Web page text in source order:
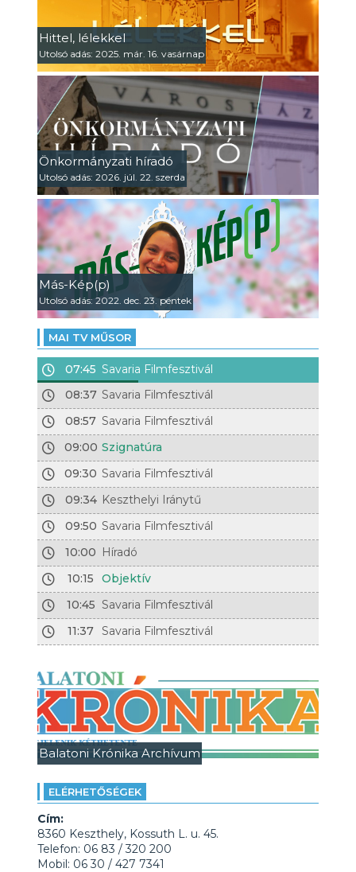
Hittel, lélekkel
Utolsó adás: 2025. már. 16. vasárnap
Önkormányzati híradó
Utolsó adás: 2026. júl. 22. szerda
Más-Kép(p)
Utolsó adás: 2022. dec. 23. péntek
MAI TV MŰSOR
07:45 Savaria Filmfesztivál
08:37 Savaria Filmfesztivál
08:57 Savaria Filmfesztivál
09:00 Szignatúra
09:30 Savaria Filmfesztivál
09:34 Keszthelyi Iránytű
09:50 Savaria Filmfesztivál
10:00 Híradó
10:15
Objektív
10:45 Savaria Filmfesztivál
11:37 Savaria Filmfesztivál
Balatoni Krónika Archívum
ELÉRHETŐSÉGEK
Cím:
8360 Keszthely, Kossuth L. u. 45.
Telefon: 06 83 / 320 200
Mobil: 06 30 / 427 7341